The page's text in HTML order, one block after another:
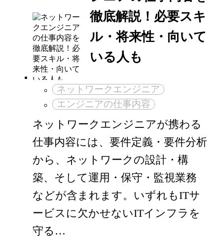
徹底解説！必要スキ
ル・将来性・向いて
いる人も
ネットワークエンジニア
エンジニアの仕事内容
ネットワークエンジニアが携わる
仕事内容には、要件定義・要件分析
から、ネットワークの設計・構
築、そして運用・保守・監視業務
などが含まれます。いずれもITサ
ービスに欠かせないITインフラを
守る…